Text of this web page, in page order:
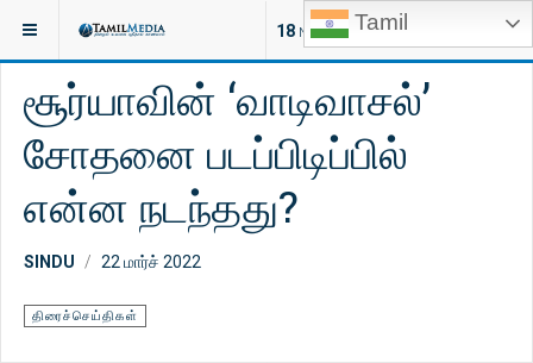
Tamil
18 NEW ARTICLES
இருக்குமிடம்: சினிமா திரைச்செய்திகள்
சூர்யாவின் ‘வாடிவாசல்’
சோதனை படப்பிடிப்பில்
என்ன நடந்தது?
SINDU 22 மார்ச் 2022
திரைச்செய்திகள்